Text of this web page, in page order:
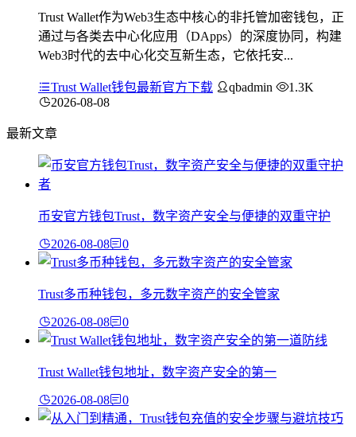
Trust Wallet作为Web3生态中核心的非托管加密钱包，正
通过与各类去中心化应用（DApps）的深度协同，构建
Web3时代的去中心化交互新生态，它依托安...
Trust Wallet钱包最新官方下载 qbadmin
1.3K
2026-08-08
最新文章
币安官方钱包Trust，数字资产安全与便捷的双重守护
2026-08-08 0
Trust多币种钱包，多元数字资产的安全管家
2026-08-08 0
Trust Wallet钱包地址，数字资产安全的第一
2026-08-08 0